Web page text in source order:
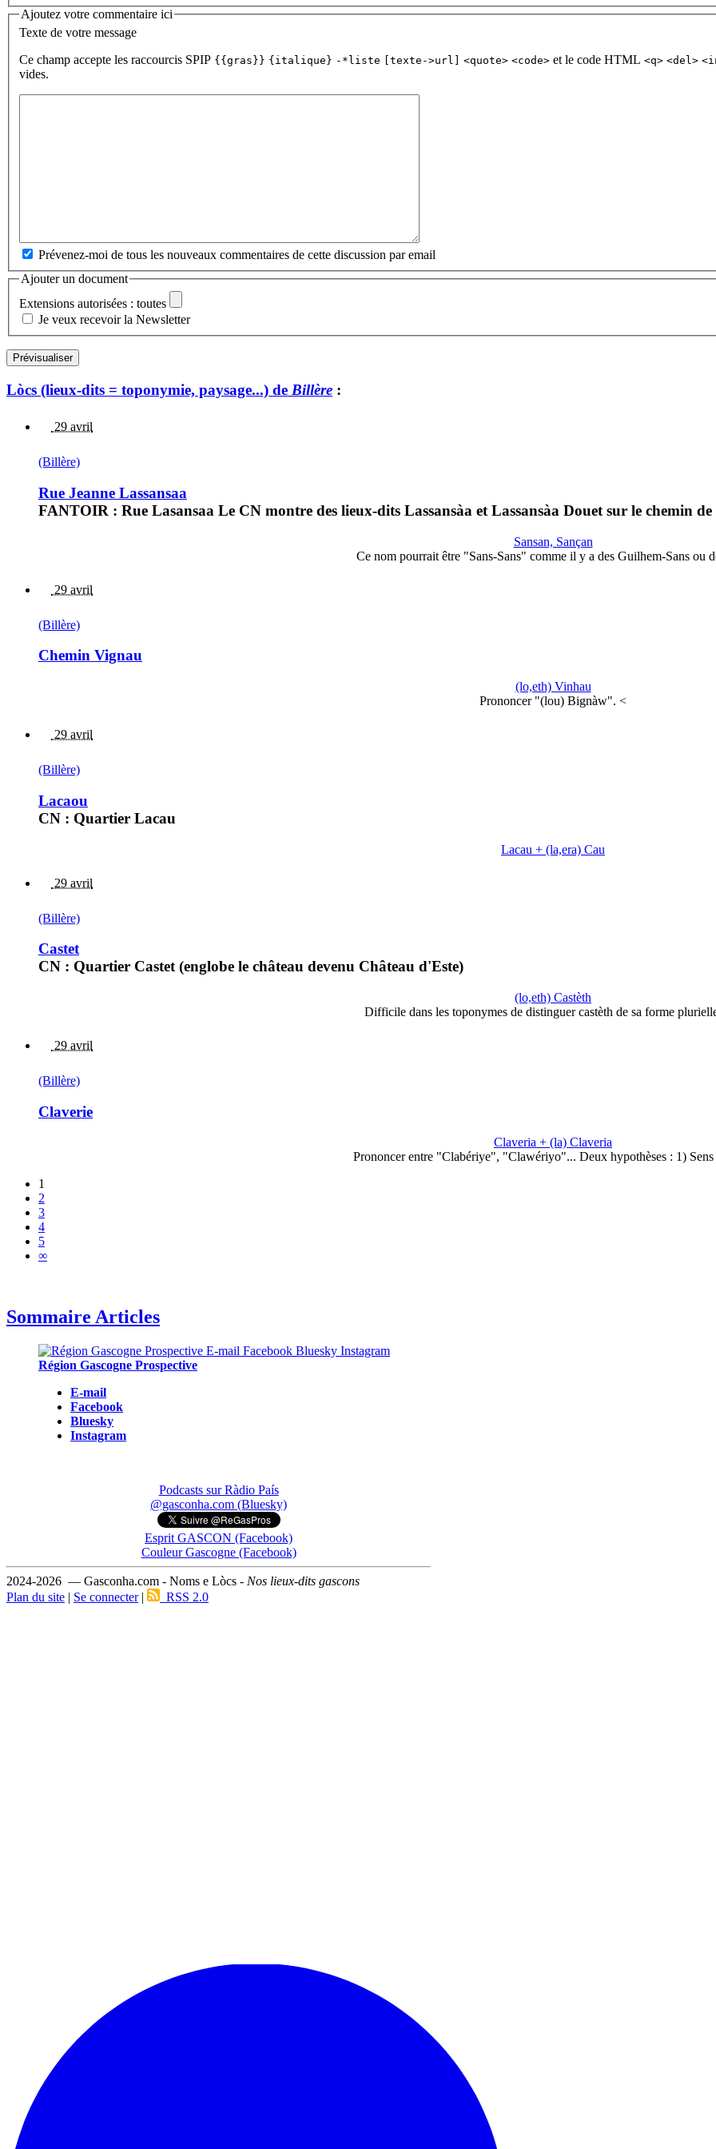
Ajoutez votre commentaire ici
Texte de votre message
Ce champ accepte les raccourcis SPIP {{gras}} {italique} -*liste [texte->url] <quote> <code> et le code HTML <q> <del>
vides.
Prévenez-moi de tous les nouveaux commentaires de cette discussion par email
Ajouter un document
Extensions autorisées : toutes
Je veux recevoir la Newsletter
Lòcs (lieux-dits = toponymie, paysage...) de Billère :
29 avril
(Billère)
Rue Jeanne Lassansaa
FANTOIR : Rue Lasansaa Le CN montre des lieux-dits Lassansàa et Lassansàa Douet sur le chemin
Sansan, Sançan
Ce nom pourrait être "Sans-Sans" comme il y a des Guilhem-Sans ou
29 avril
(Billère)
Chemin Vignau
(lo,eth) Vinhau
Prononcer "(lou) Bignàw". <
29 avril
(Billère)
Lacaou
CN : Quartier Lacau
Lacau + (la,era) Cau
29 avril
(Billère)
Castet
CN : Quartier Castet (englobe le château devenu Château d'Este)
(lo,eth) Castèth
Difficile dans les toponymes de distinguer castèth de sa forme
29 avril
(Billère)
Claverie
Claveria + (la) Claveria
Prononcer entre "Clabériye", "Clawériyo"... Deux hypothèses : 1)
1
2
3
4
5
∞
Sommaire Articles
Région Gascogne Prospective
E-mail
Facebook
Bluesky
Instagram
Podcasts sur Ràdio País
@gasconha.com (Bluesky)
Esprit GASCON (Facebook)
Couleur Gascogne (Facebook)
2024-2026 — Gasconha.com - Noms e Lòcs - Nos lieux-dits gascons
Plan du site | Se connecter| RSS 2.0